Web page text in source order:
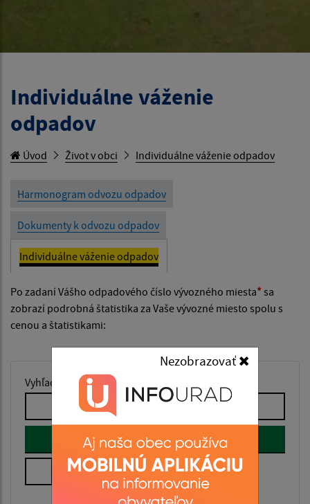
Nezobrazovať
Individuálne váženie
odpadov
Úvod Život v obci Individuálne váženie odpadov
Harmonogram odvozu odpadov
Dokumenty k odvozu odpadov
Individuálne váženie odpadov
Po zadaní Vášho odpadového číslo vývozného miesta*sa
zobrazí podrobná štatistika za Vaše vývozné miesto spolu s
cenou a štatistikami:
Vyhľadať aktuálny stav odpadu
Vyhľadať
Zapamätať